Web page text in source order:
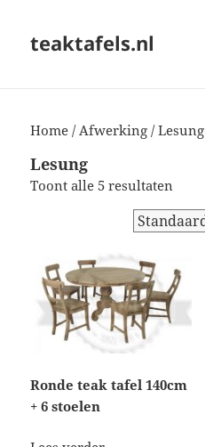
teaktafels.nl
Home /Afwerking / Lesung
Lesung
Toont alle 5 resultaten
Ronde teak tafel 140cm
+ 6 stoelen